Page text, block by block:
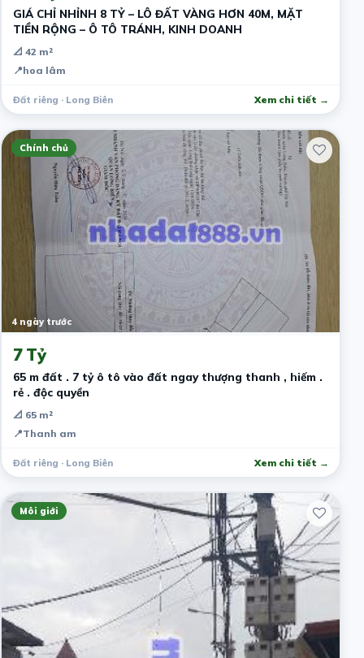
GIÁ CHỈ NHỈNH 8 TỶ – LÔ ĐẤT VÀNG HƠN 40M, MẶT
TIỀN RỘNG – Ô TÔ TRÁNH, KINH DOANH
📐 42 m²
📍hoa lâm
Đất riêng · Long Biên Xem chi tiết →
Chính chủ
4 ngày trước
7 Tỷ
65 m đất . 7 tỷ ô tô vào đất ngay thượng thanh , hiếm .
rẻ . độc quyền
📐 65 m²
📍Thanh am
Đất riêng · Long Biên Xem chi tiết →
Môi giới